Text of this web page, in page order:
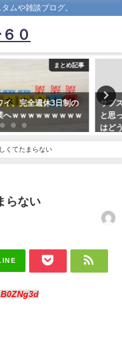
ムや雑談ブログ。
０
まとめ記事
ブスクKINTOを利用してみよう
思ってるんだが、お前らの評価
どうなん？？
くてたまらない
らない